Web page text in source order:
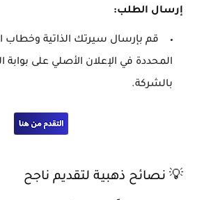
إرسال الطلب:
قم بإرسال سيرتك الذاتية وخطاب
المحددة في الإعلان الأصلي على
بالشركة.
💡 نصائح ذهبية لتقديم ناجح